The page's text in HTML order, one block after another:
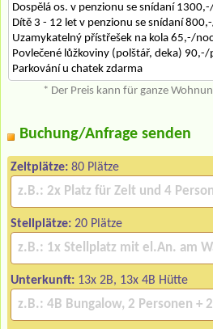
Dospělá os. v penzionu se snídaní
Dítě 3 - 12 let v penzionu se snídaní
Uzamykatelný přístřešek na kola 65,-/noc
Povlečené lůžkoviny (polštář, deka)
Parkování u chatek zdarma
* Der Preis kann für ganze
Buchung/Anfrage senden
Zeltplätze: 80 Plätze
Stellplätze: 20 Plätze
Unterkunft: 13x 2B, 13x 4B Hütte